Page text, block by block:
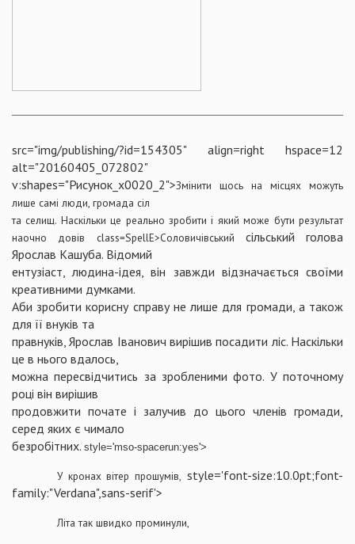
src="img/publishing/?id=154305" align=right hspace=12
alt="20160405_072802"
v:shapes="Рисунок_x0020_2">Змінити щось на місцях можуть
лише самі люди, громада сіл
та селищ. Наскільки це реально зробити і який може бути результат
наочно довів class=SpellE>Соловичівський сільський голова
Ярослав Кашуба. Відомий
ентузіаст, людина-ідея, він завжди відзначається своїми
креативними думками.
Аби зробити корисну справу не лише для громади, а також
для її внуків та
правнуків, Ярослав Іванович вирішив посадити ліс. Наскільки
це в нього вдалось,
можна пересвідчитись за зробленими фото. У поточному
році він вирішив
продовжити почате і залучив до цього членів громади,
серед яких є чимало
безробітних. style='mso-spacerun:yes'>
У кронах вітер прошумів, style='font-size:10.0pt;font-
family:"Verdana",sans-serif'>
Літа так швидко проминули,